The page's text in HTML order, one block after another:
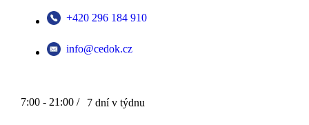
+420 296 184 910
info@cedok.cz
7:00 - 21:00 / 7 dní v týdnu